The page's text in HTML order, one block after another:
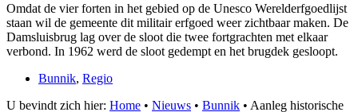
Omdat de vier forten in het gebied op de Unesco Werelderfgoedlijst
staan wil de gemeente dit militair erfgoed weer zichtbaar maken. De
Damsluisbrug lag over de sloot die twee fortgrachten met elkaar
verbond. In 1962 werd de sloot gedempt en het brugdek gesloopt.
Bunnik, Regio
U bevindt zich hier: Home • Nieuws • Bunnik • Aanleg historische